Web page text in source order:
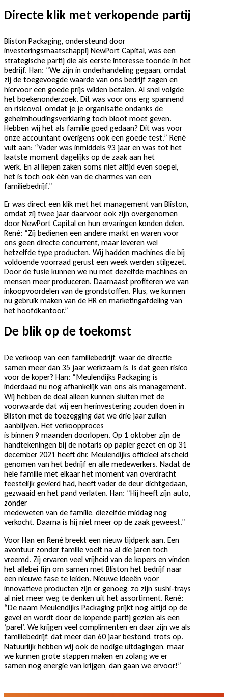
Directe klik met verkopende partij
Bliston Packaging, ondersteund door
investeringsmaatschappij NewPort Capital, was een
strategische partij die als eerste interesse toonde in het
bedrijf. Han: “We zijn in onderhandeling gegaan, omdat
zij de toegevoegde waarde van ons bedrijf zagen en
hiervoor een goede prijs wilden betalen. Al snel volgde
het boekenonderzoek. Dit was voor ons erg spannend
en risicovol, omdat je je organisatie ondanks de
geheimhoudingsverklaring toch bloot moet geven.
Hebben wij het als familie goed gedaan? Dit was voor
onze accountant overigens ook een goede test.” René
vult aan: “Vader was inmiddels 93 jaar en was tot het
laatste moment dagelijks op de zaak aan het
werk. En al liepen zaken soms niet altijd even soepel,
het is toch ook één van de charmes van een
familiebedrijf.”
Er was direct een klik met het management van Bliston,
omdat zij twee jaar daarvoor ook zijn overgenomen
door NewPort Capital en hun ervaringen konden delen.
René: “Zij bedienen een andere markt en waren voor
ons geen directe concurrent, maar leveren wel
hetzelfde type producten. Wij hadden machines die bij
voldoende voorraad gerust een week werden stilgezet.
Door de fusie kunnen we nu met dezelfde machines en
mensen meer produceren. Daarnaast profiteren we van
inkoopvoordelen van de grondstoffen. Plus, we kunnen
nu gebruik maken van de HR en marketingafdeling van
het hoofdkantoor.”
De blik op de toekomst
De verkoop van een familiebedrijf, waar de directie
samen meer dan 35 jaar werkzaam is, is dat geen risico
voor de koper? Han: “Meulendijks Packaging is
inderdaad nu nog afhankelijk van ons als management.
Wij hebben de deal alleen kunnen sluiten met de
voorwaarde dat wij een herinvestering zouden doen in
Bliston met de toezegging dat we drie jaar zullen
aanblijven. Het verkoopproces
is binnen 9 maanden doorlopen. Op 1 oktober zijn de
handtekeningen bij de notaris op papier gezet en op 31
december 2021 heeft dhr. Meulendijks officieel afscheid
genomen van het bedrijf en alle medewerkers. Nadat de
hele familie met elkaar het moment van overdracht
feestelijk gevierd had, heeft vader de deur dichtgedaan,
gezwaaid en het pand verlaten. Han: “Hij heeft zijn auto,
zonder
medeweten van de familie, diezelfde middag nog
verkocht. Daarna is hij niet meer op de zaak geweest.”
Voor Han en René breekt een nieuw tijdperk aan. Een
avontuur zonder familie voelt na al die jaren toch
vreemd. Zij ervaren veel vrijheid van de kopers en vinden
het allebei fijn om samen met Bliston het bedrijf naar
een nieuwe fase te leiden. Nieuwe ideeën voor
innovatieve producten zijn er genoeg, zo zijn sushi-trays
al niet meer weg te denken uit het assortiment. René:
“De naam Meulendijks Packaging prijkt nog altijd op de
gevel en wordt door de kopende partij gezien als een
‘parel’. We krijgen veel complimenten en daar zijn we als
familiebedrijf, dat meer dan 60 jaar bestond, trots op.
Natuurlijk hebben wij ook de nodige uitdagingen, maar
we kunnen grote stappen maken en zolang we er
samen nog energie van krijgen, dan gaan we ervoor!”